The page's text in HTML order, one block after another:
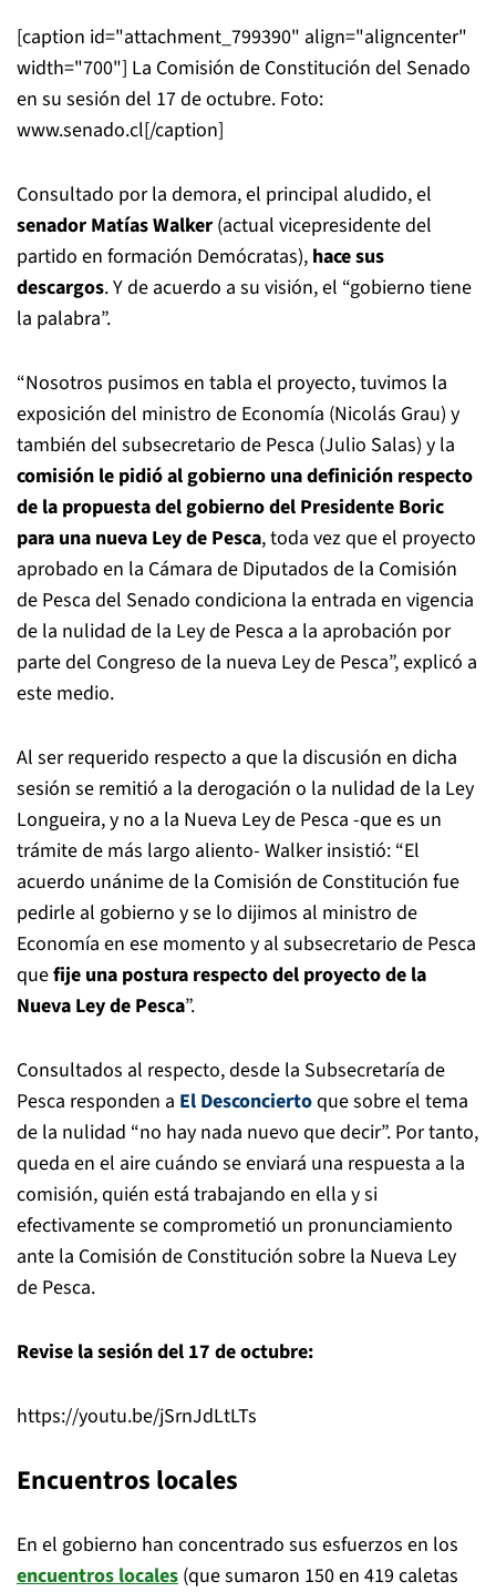
[caption id="attachment_799390" align="aligncenter"
width="700"] La Comisión de Constitución del Senado
en su sesión del 17 de octubre. Foto:
www.senado.cl[/caption]
Consultado por la demora, el principal aludido, el
senador Matías Walker (actual vicepresidente del
partido en formación Demócratas), hace sus
descargos. Y de acuerdo a su visión, el “gobierno tiene
la palabra”.
“Nosotros pusimos en tabla el proyecto, tuvimos la
exposición del ministro de Economía (Nicolás Grau) y
también del subsecretario de Pesca (Julio Salas) y la
comisión le pidió al gobierno una definición respecto
de la propuesta del gobierno del Presidente Boric
para una nueva Ley de Pesca, toda vez que el proyecto
aprobado en la Cámara de Diputados de la Comisión
de Pesca del Senado condiciona la entrada en vigencia
de la nulidad de la Ley de Pesca a la aprobación por
parte del Congreso de la nueva Ley de Pesca”, explicó a
este medio.
Al ser requerido respecto a que la discusión en dicha
sesión se remitió a la derogación o la nulidad de la Ley
Longueira, y no a la Nueva Ley de Pesca -que es un
trámite de más largo aliento- Walker insistió: “El
acuerdo unánime de la Comisión de Constitución fue
pedirle al gobierno y se lo dijimos al ministro de
Economía en ese momento y al subsecretario de Pesca
quefije una postura respecto del proyecto de la
Nueva Ley de Pesca”.
Consultados al respecto, desde la Subsecretaría de
Pesca responden a El Desconciertoque sobre el tema
de la nulidad “no hay nada nuevo que decir”. Por tanto,
queda en el aire cuándo se enviará una respuesta a la
comisión, quién está trabajando en ella y si
efectivamente se comprometió un pronunciamiento
ante la Comisión de Constitución sobre la Nueva Ley
de Pesca.
Revise la sesión del 17 de octubre:
https://youtu.be/jSrnJdLtLTs
Encuentros locales
En el gobierno han concentrado sus esfuerzos en los
encuentros locales (que sumaron 150 en 419 caletas